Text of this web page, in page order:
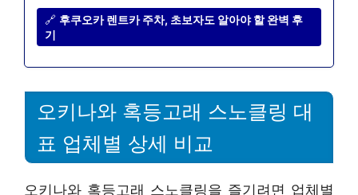
🔗 후쿠오카 렌트카 주차, 초보자도 알아야 할 완벽 후
기
오키나와 혹등고래 스노클링 대
표 업체별 상세 비교
오키나와 혹등고래 스노클링을 즐기려면 업체별